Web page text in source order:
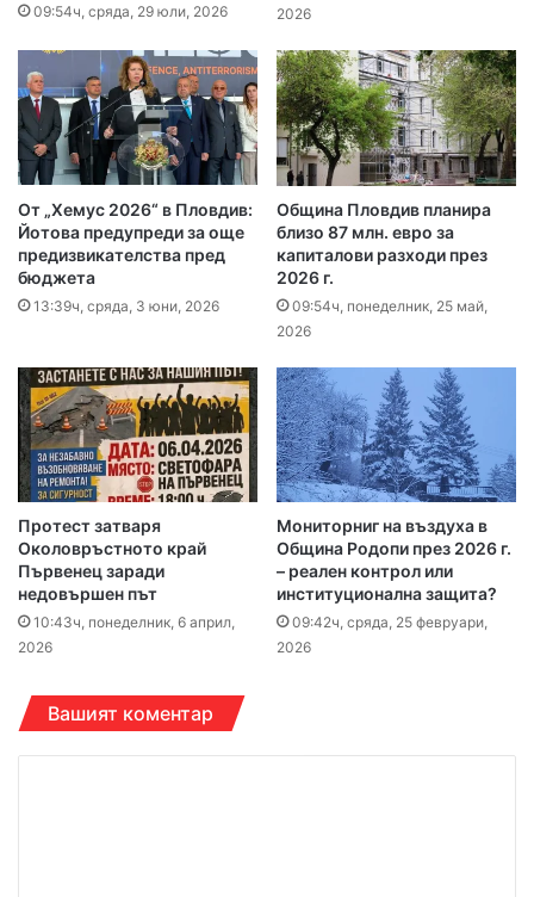
09:54ч, сряда, 29 юли, 2026
2026
От „Хемус 2026“ в Пловдив:
Йотова предупреди за още
предизвикателства пред
бюджета
13:39ч, сряда, 3 юни, 2026
Община Пловдив планира
близо 87 млн. евро за
капиталови разходи през
2026 г.
09:54ч, понеделник, 25 май,
2026
Протест затваря
Околовръстното край
Първенец заради
недовършен път
10:43ч, понеделник, 6 април,
2026
Мониторниг на въздуха в
Община Родопи през 2026 г.
– реален контрол или
институционална защита?
09:42ч, сряда, 25 февруари,
2026
Вашият коментар